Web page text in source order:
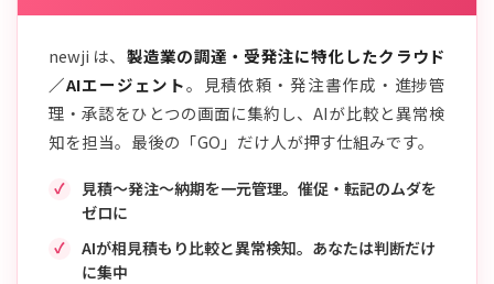
newji は、 製造業の調達・受発注に特化したクラウド
／AIエージェント。見積依頼・発注書作成・進捗管
理・承認をひとつの画面に集約し、AIが比較と異常検
知を担当。最後の「GO」だけ人が押す仕組みです。
見積〜発注〜納期を一元管理。催促・転記のムダを
ゼロに
AIが相見積もり比較と異常検知。あなたは判断だけ
に集中